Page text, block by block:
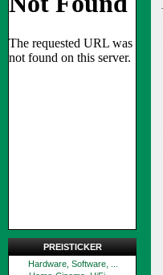
PREISTICKER
Hardware, Software, ...